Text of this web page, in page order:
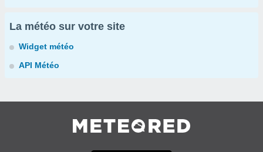
La météo sur votre site
Widget météo
API Météo